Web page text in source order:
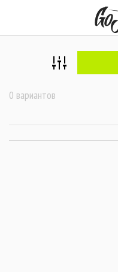
0 вариантов